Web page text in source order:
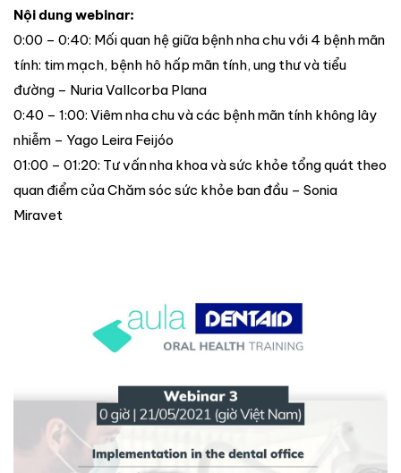
Nội dung webinar:
0:00 – 0:40: Mối quan hệ giữa bệnh nha chu với 4 bệnh mãn
tính: tim mạch, bệnh hô hấp mãn tính, ung thư và tiểu
đường – Nuria Vallcorba Plana
0:40 – 1:00: Viêm nha chu và các bệnh mãn tính không lây
nhiễm – Yago Leira Feijóo
01:00 – 01:20: Tư vấn nha khoa và sức khỏe tổng quát theo
quan điểm của Chăm sóc sức khỏe ban đầu – Sonia
Miravet